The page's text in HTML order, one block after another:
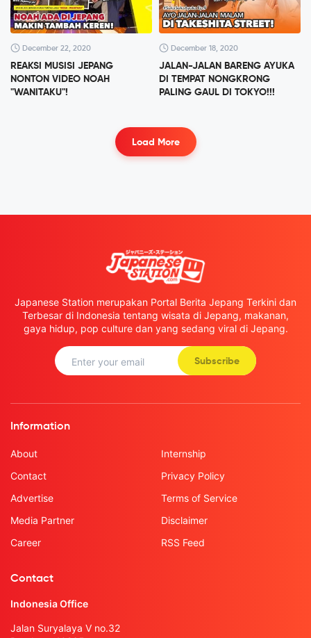
December 22, 2020
REAKSI MUSISI JEPANG
NONTON VIDEO NOAH
"WANITAKU"!
December 18, 2020
JALAN-JALAN BARENG AYUKA
DI TEMPAT NONGKRONG
PALING GAUL DI TOKYO!!!
Load More
Japanese Station merupakan Portal Berita Jepang Terkini dan
Terbesar di Indonesia tentang wisata di Jepang, makanan,
gaya hidup, pop culture dan yang sedang viral di Jepang.
Subscribe
Information
About
Contact
Advertise
Media Partner
Career
Internship
Privacy Policy
Terms of Service
Disclaimer
RSS Feed
Contact
Indonesia Office
Jalan Suryalaya V no.32